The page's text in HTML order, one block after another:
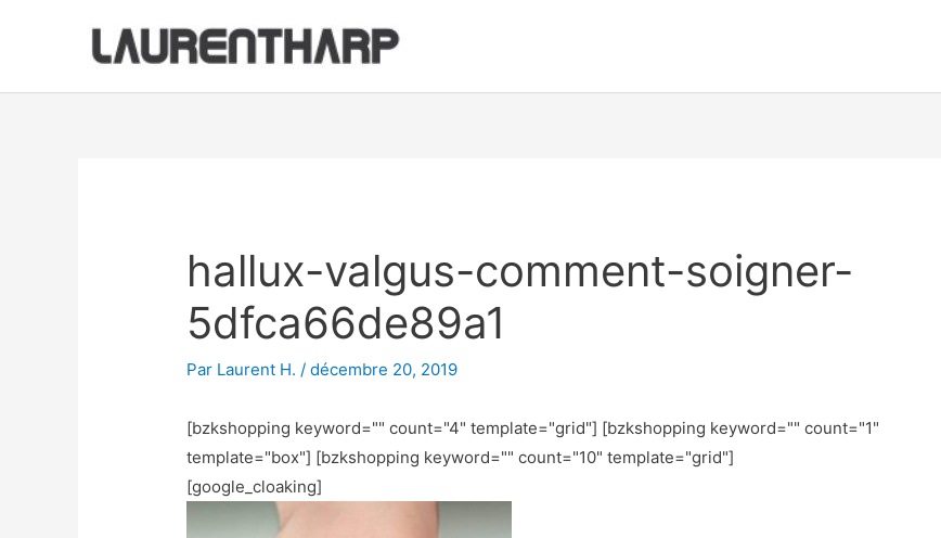
hallux-valgus-comment-soigner-
5dfca66de89a1
Par Laurent H./décembre 20, 2019
[bzkshopping keyword="" count="4" template="grid"] [bzkshopping keyword="" count="1"
template="box"] [bzkshopping keyword="" count="10" template="grid"]
[google_cloaking]